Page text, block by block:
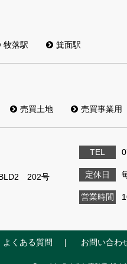
牧落駅 箕面駅
売買土地 売買事業用
BLD2 202号
TEL
定休日
営業時間
よくある質問 お問い合わ